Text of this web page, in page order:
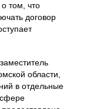
том, что
договор
области,
в отдельные
сфере